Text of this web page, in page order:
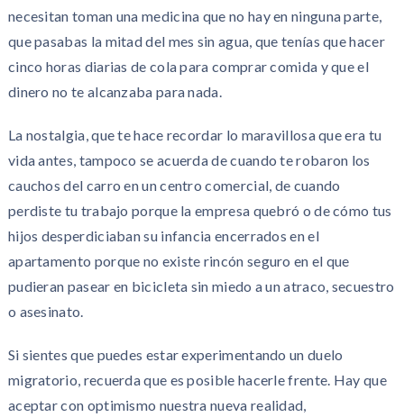
necesitan toman una medicina que no hay en ninguna parte,
que pasabas la mitad del mes sin agua, que tenías que hacer
cinco horas diarias de cola para comprar comida y que el
dinero no te alcanzaba para nada.
La nostalgia, que te hace recordar lo maravillosa que era tu
vida antes, tampoco se acuerda de cuando te robaron los
cauchos del carro en un centro comercial, de cuando
perdiste tu trabajo porque la empresa quebró o de cómo tus
hijos desperdiciaban su infancia encerrados en el
apartamento porque no existe rincón seguro en el que
pudieran pasear en bicicleta sin miedo a un atraco, secuestro
o asesinato.
Si sientes que puedes estar experimentando un duelo
migratorio, recuerda que es posible hacerle frente. Hay que
aceptar con optimismo nuestra nueva realidad,